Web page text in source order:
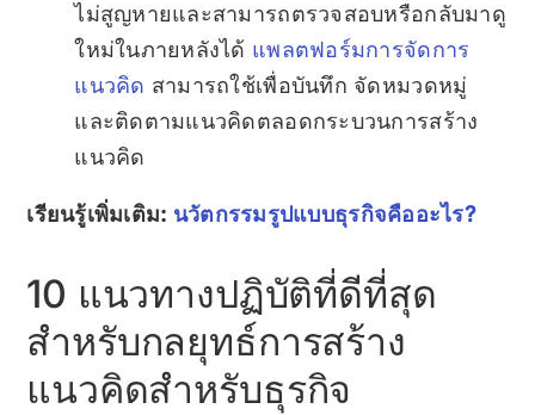
ไม่สูญหายและสามารถตรวจสอบหรือกลับมาดู
ใหม่ในภายหลังได้ แพลตฟอร์มการจัดการ
แนวคิด สามารถใช้เพื่อบันทึก จัดหมวดหมู่
และติดตามแนวคิดตลอดกระบวนการสร้าง
แนวคิด
เรียนรู้เพิ่มเติม: นวัตกรรมรูปแบบธุรกิจคืออะไร?
10 แนวทางปฏิบัติที่ดีที่สุด
สำหรับกลยุทธ์การสร้าง
แนวคิดสำหรับธุรกิจ